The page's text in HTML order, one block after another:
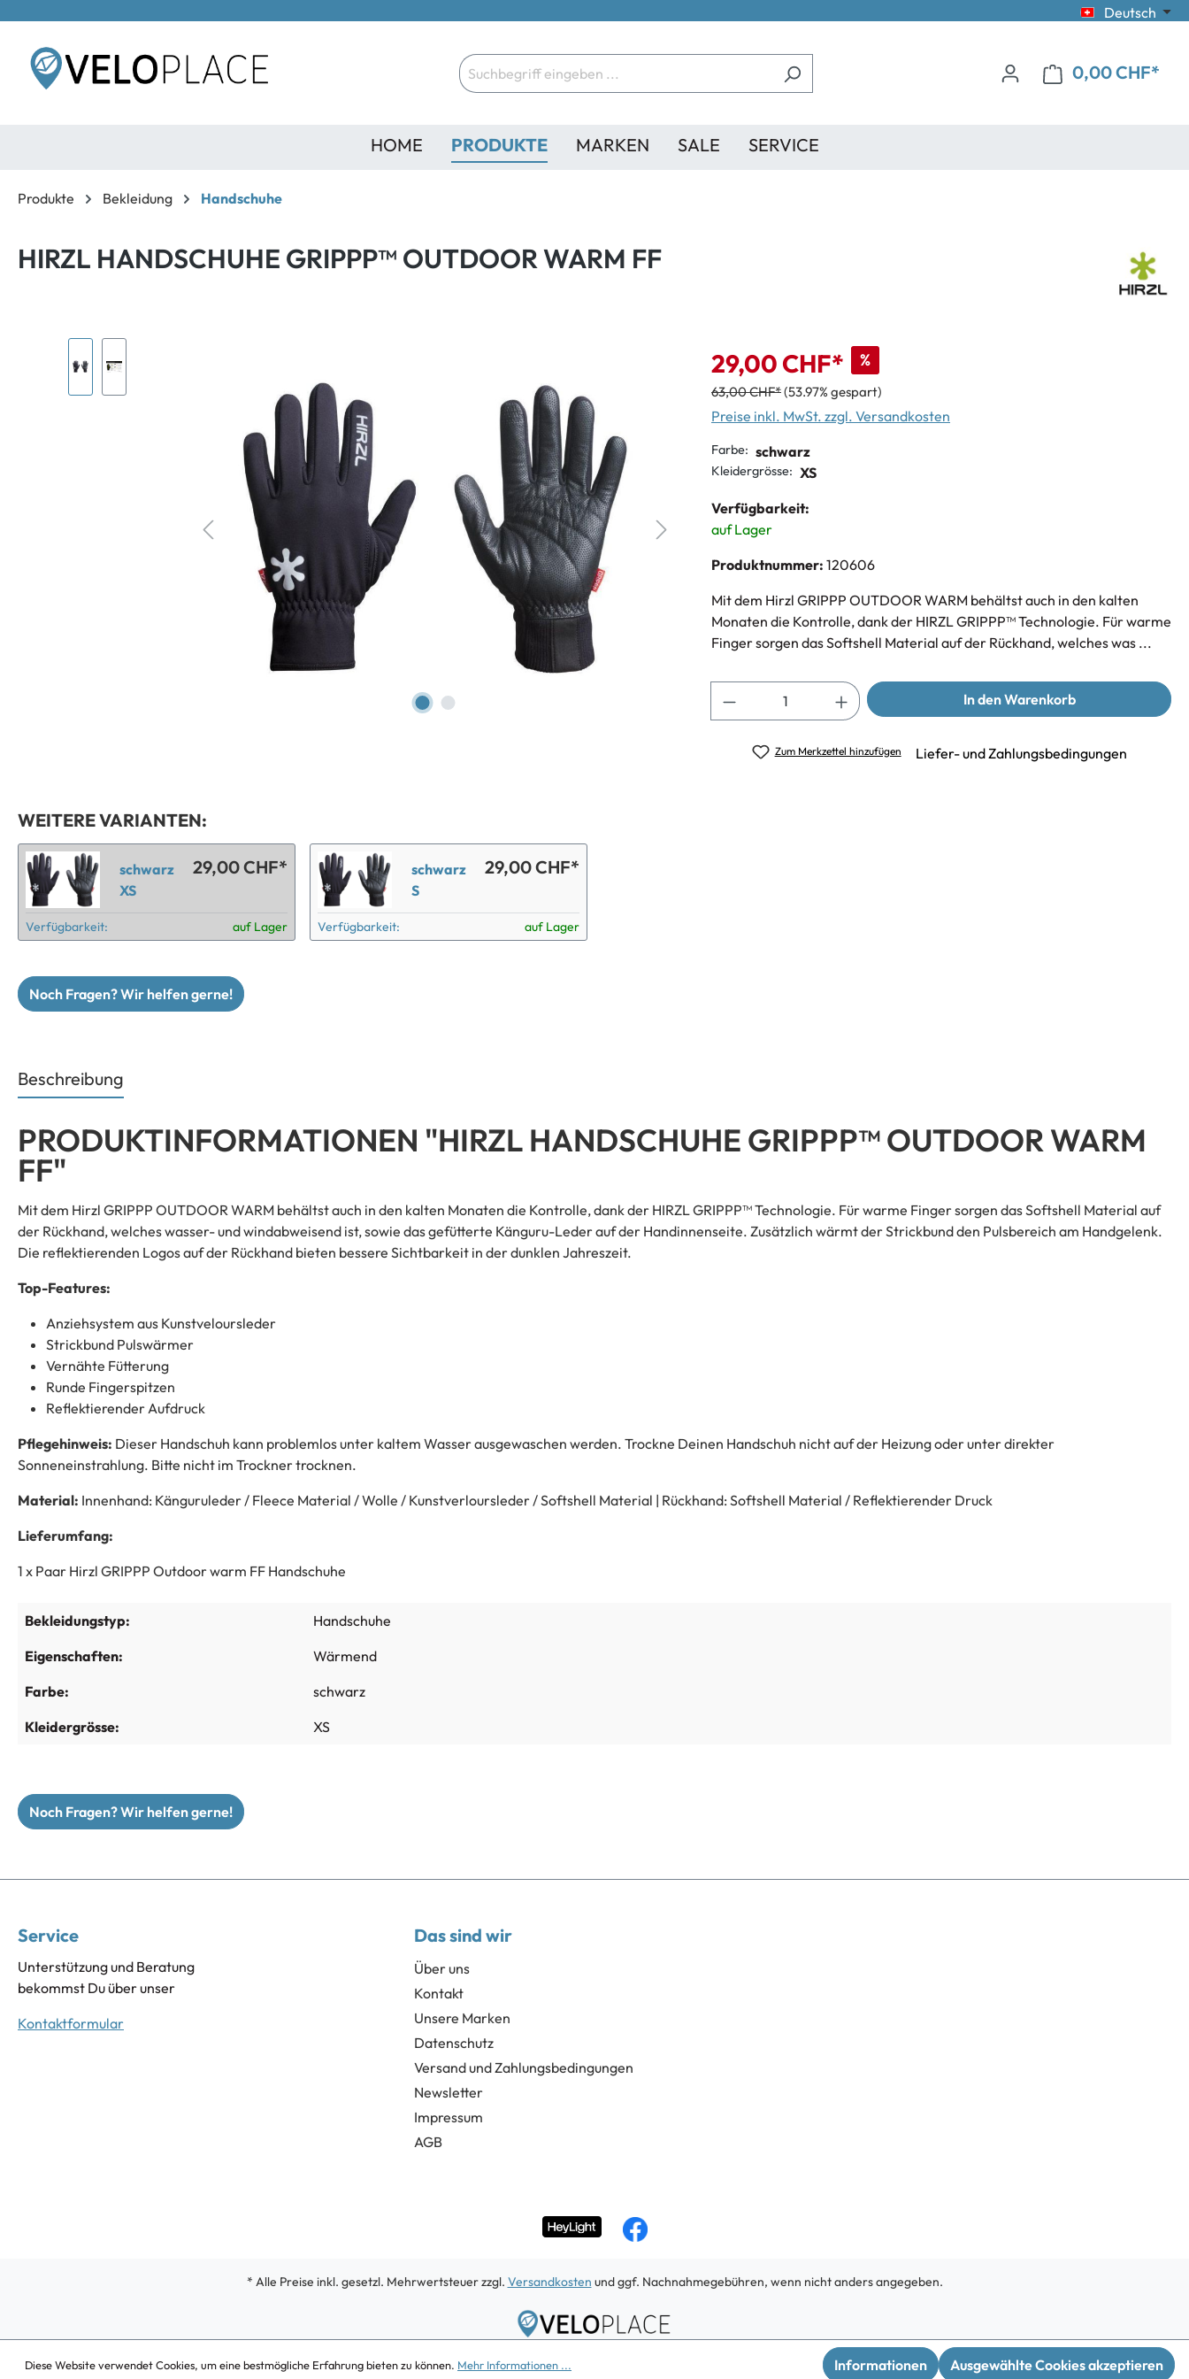
springen Deutsch
0,00 CHF*
HOME PRODUKTE MARKEN SALE SERVICE
Produkte Bekleidung Handschuhe
HIRZL HANDSCHUHE GRIPPP™ OUTDOOR WARM FF
29,00 CHF* %
63,00 CHF*(53.97% gespart)
Preise inkl. MwSt. zzgl. Versandkosten
Farbe: schwarz
Kleidergrösse: XS
Verfügbarkeit:
auf Lager
Produktnummer: 120606
Mit dem Hirzl GRIPPP OUTDOOR WARM behältst auch in den kalten
Monaten die Kontrolle, dank der HIRZL GRIPPP™ Technologie. Für warme
Finger sorgen das Softshell Material auf der Rückhand, welches was ...
In den Warenkorb
Zum Merkzettel hinzufügen Liefer- und Zahlungsbedingungen
WEITERE VARIANTEN:
schwarz
XS
29,00 CHF*
Verfügbarkeit: auf Lager
schwarz
S
29,00 CHF*
Verfügbarkeit: auf Lager
Noch Fragen? Wir helfen gerne!
Beschreibung
PRODUKTINFORMATIONEN "HIRZL HANDSCHUHE GRIPPP™ OUTDOOR WARM
FF"
Mit dem Hirzl GRIPPP OUTDOOR WARM behältst auch in den kalten Monaten die Kontrolle, dank der HIRZL GRIPPP™ Technologie. Für warme Finger sorgen das Softshell Material auf
der Rückhand, welches wasser- und windabweisend ist, sowie das gefütterte Känguru-Leder auf der Handinnenseite. Zusätzlich wärmt der Strickbund den Pulsbereich am Handgelenk.
Die reflektierenden Logos auf der Rückhand bieten bessere Sichtbarkeit in der dunklen Jahreszeit.
Top-Features:
Anziehsystem aus Kunstveloursleder
Strickbund Pulswärmer
Vernähte Fütterung
Runde Fingerspitzen
Reflektierender Aufdruck
Pflegehinweis: Dieser Handschuh kann problemlos unter kaltem Wasser ausgewaschen werden. Trockne Deinen Handschuh nicht auf der Heizung oder unter direkter
Sonneneinstrahlung. Bitte nicht im Trockner trocknen.
Material: Innenhand: Känguruleder / Fleece Material / Wolle / Kunstverloursleder / Softshell Material | Rückhand: Softshell Material / Reflektierender Druck
Lieferumfang:
1 x Paar Hirzl GRIPPP Outdoor warm FF Handschuhe
Bekleidungstyp:
Handschuhe
Eigenschaften:
Wärmend
Farbe:
schwarz
Kleidergrösse:
XS
Noch Fragen? Wir helfen gerne!
Service
Unterstützung und Beratung
bekommst Du über unser
Kontaktformular
Das sind wir
Über uns
Kontakt
Unsere Marken
Datenschutz
Versand und Zahlungsbedingungen
Newsletter
Impressum
AGB
* Alle Preise inkl. gesetzl. Mehrwertsteuer zzgl. Versandkosten und ggf. Nachnahmegebühren, wenn nicht anders angegeben.
Copyright 2026
Diese Website verwendet Cookies, um eine bestmögliche Erfahrung bieten zu können. Mehr Informationen ... Informationen Ausgewählte Cookies akzeptieren